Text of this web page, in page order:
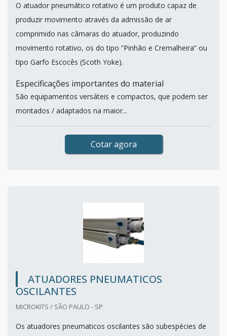
O atuador pneumático rotativo é um produto capaz de
produzir movimento através da admissão de ar
comprimido nas câmaras do atuador, produzindo
movimento rotativo, os do tipo “Pinhão e Cremalheira” ou
tipo Garfo Escocês (Scoth Yoke).
Especificações importantes do material
São equipamentos versáteis e compactos, que podem ser
montados / adaptados na maior...
Cotar agora
ATUADORES PNEUMATICOS
OSCILANTES
MICROKITS / SÃO PAULO - SP
Os atuadores pneumaticos oscilantes são subespécies de